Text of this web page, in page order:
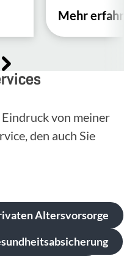
Mehr
von meiner
den auch Sie
Altersvorsorge